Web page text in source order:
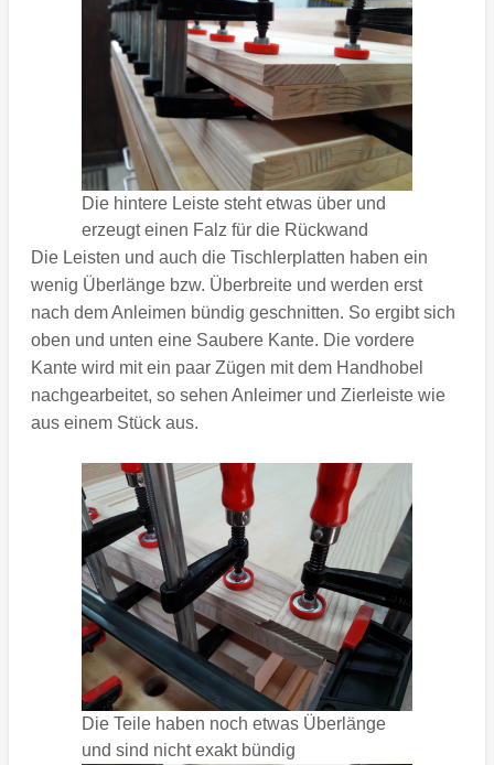
Die hintere Leiste steht etwas über und
erzeugt einen Falz für die Rückwand
Die Leisten und auch die Tischlerplatten haben ein
wenig Überlänge bzw. Überbreite und werden erst
nach dem Anleimen bündig geschnitten. So ergibt sich
oben und unten eine Saubere Kante. Die vordere
Kante wird mit ein paar Zügen mit dem Handhobel
nachgearbeitet, so sehen Anleimer und Zierleiste wie
aus einem Stück aus.
Die Teile haben noch etwas Überlänge
und sind nicht exakt bündig